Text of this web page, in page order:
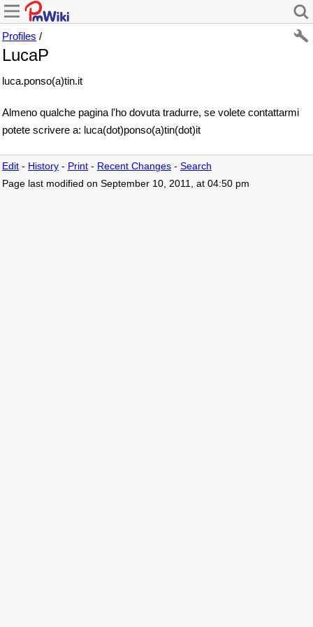
Profiles /
LucaP
luca.ponso(a)tin.it
Almeno qualche pagina l'ho dovuta tradurre, se volete contattarmi
potete scrivere a: luca(dot)ponso(a)tin(dot)it
Edit - History - Print - Recent Changes - Search
Page last modified on September 10, 2011, at 04:50 pm